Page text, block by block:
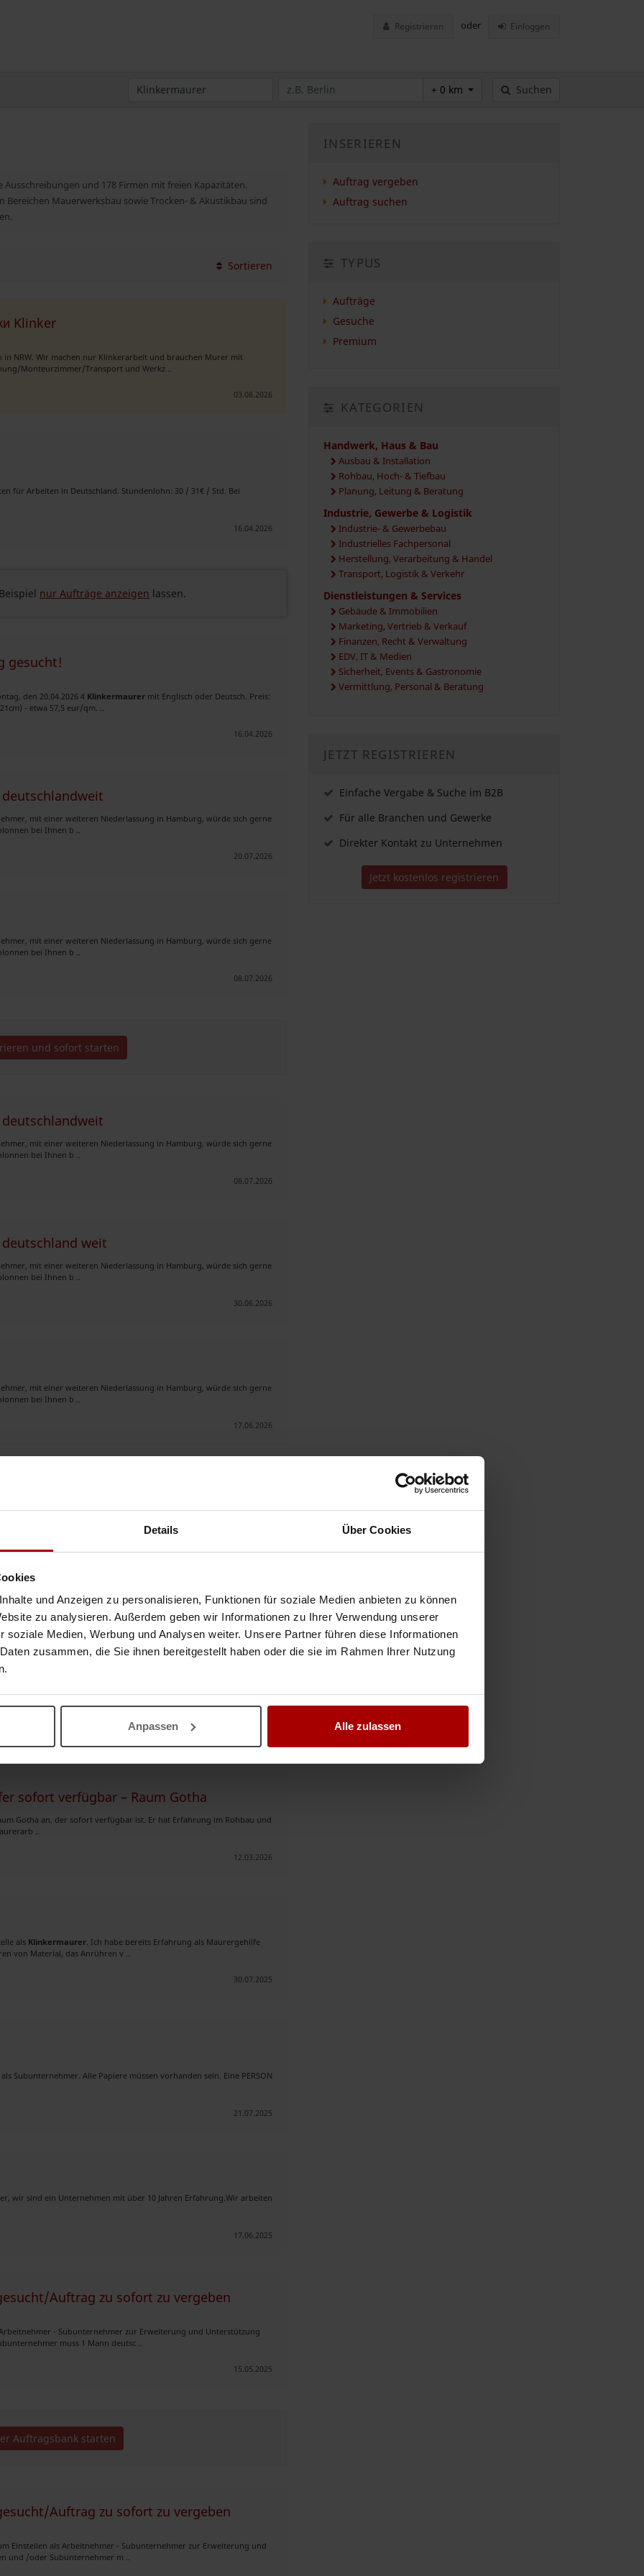
Details Über Cookies
und Anzeigen zu personalisieren, Funktionen für soziale Medien anbieten zu können
zu analysieren. Außerdem geben wir Informationen zu Ihrer Verwendung unserer
soziale Medien, Werbung und Analysen weiter. Unsere Partner führen diese Informationen
zusammen, die Sie ihnen bereitgestellt haben oder die sie im Rahmen Ihrer Nutzung
Anpassen Alle zulassen
Registrieren oder Einloggen
+ 0 km Suchen
und 178 Firmen mit freien Kapazitäten.
Bereichen Mauerwerksbau sowie Trocken- & Akustikbau sind
Sortieren
Klinker
in NRW. Wir machen nur Klinkerarbeit und brauchen Murer mit
Monteurzimmer/Transport und Werkz ..
03.08.2026
für Arbeiten in Deutschland. Stundenlohn: 30 / 31€ / Std. Bei
16.04.2026
nur Aufträge anzeigen lassen.
gesucht!
den 20.04.2026 4 Klinkermaurer mit Englisch oder Deutsch. Preis:
- etwa 57,5 eur/qm. ..
16.04.2026
mit einer weiteren Niederlassung in Hamburg, würde sich gerne
bei Ihnen b ..
20.07.2026
mit einer weiteren Niederlassung in Hamburg, würde sich gerne
bei Ihnen b ..
08.07.2026
und sofort starten
mit einer weiteren Niederlassung in Hamburg, würde sich gerne
bei Ihnen b ..
08.07.2026
weit
mit einer weiteren Niederlassung in Hamburg, würde sich gerne
bei Ihnen b ..
30.06.2026
mit einer weiteren Niederlassung in Hamburg, würde sich gerne
bei Ihnen b ..
17.06.2026
mit einer weiteren Niederlassung in Hamburg, würde sich gerne
bei Ihnen b ..
mit einer weiteren Niederlassung in Hamburg, würde sich gerne
bei Ihnen b ..
Suchauftrag speichern
sofort verfügbar – Raum Gotha
Gotha an, der sofort verfügbar ist. Er hat Erfahrung im Rohbau und
..
12.03.2026
als Klinkermaurer . Ich habe bereits Erfahrung als Maurergehilfe
von Material, das Anrühren v ..
30.07.2025
Subunternehmer. Alle Papiere müssen vorhanden sein. Eine PERSON
21.07.2025
wir sind ein Unternehmen mit über 10 Jahren Erfahrung.Wir arbeiten
17.06.2025
Auftrag zu sofort zu vergeben
- Subunternehmer zur Erweiterung und Unterstützung
muss 1 Mann deutsc ..
15.05.2025
Auftragsbank starten
Auftrag zu sofort zu vergeben
Einstellen als Arbeitnehmer - Subunternehmer zur Erweiterung und
und /oder Subunternehmer m ..
INSERIEREN
Auftrag vergeben
Auftrag suchen
TYPUS
Aufträge
Gesuche
Premium
KATEGORIEN
Handwerk, Haus & Bau
Ausbau & Installation
Rohbau, Hoch- & Tiefbau
Planung, Leitung & Beratung
Industrie, Gewerbe & Logistik
Industrie- & Gewerbebau
Industrielles Fachpersonal
Herstellung, Verarbeitung & Handel
Transport, Logistik & Verkehr
Dienstleistungen & Services
Gebäude & Immobilien
Marketing, Vertrieb & Verkauf
Finanzen, Recht & Verwaltung
EDV, IT & Medien
Sicherheit, Events & Gastronomie
Vermittlung, Personal & Beratung
JETZT REGISTRIEREN
Einfache Vergabe & Suche im B2B
Für alle Branchen und Gewerke
Direkter Kontakt zu Unternehmen
Jetzt kostenlos registrieren